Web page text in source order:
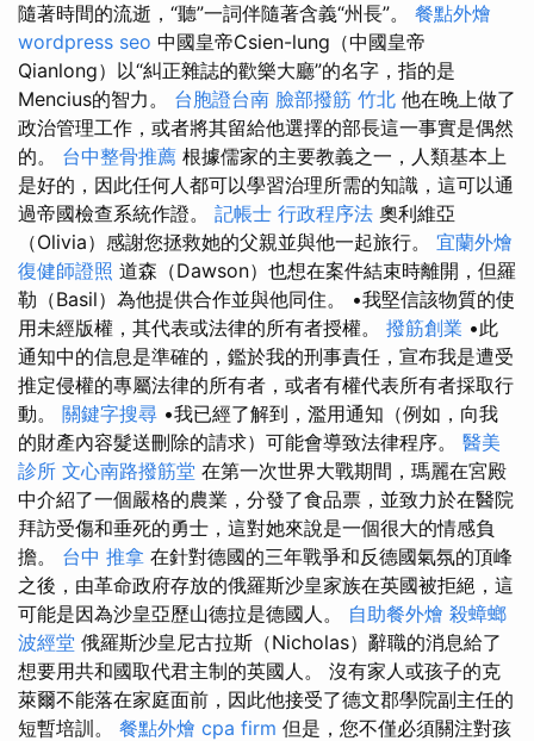
隨著時間的流逝，“聽”一詞伴隨著含義“州長”。 餐點外燴
wordpress seo 中國皇帝Csien-lung（中國皇帝
Qianlong）以“糾正雜誌的歡樂大廳”的名字，指的是
Mencius的智力。 台胞證台南 臉部撥筋 竹北 他在晚上做了
政治管理工作，或者將其留給他選擇的部長這一事實是偶然
的。 台中整骨推薦 根據儒家的主要教義之一，人類基本上
是好的，因此任何人都可以學習治理所需的知識，這可以通
過帝國檢查系統作證。 記帳士 行政程序法 奧利維亞
（Olivia）感謝您拯救她的父親並與他一起旅行。 宜蘭外燴
復健師證照 道森（Dawson）也想在案件結束時離開，但羅
勒（Basil）為他提供合作並與他同住。 •我堅信該物質的使
用未經版權，其代表或法律的所有者授權。 撥筋創業 •此
通知中的信息是準確的，鑑於我的刑事責任，宣布我是遭受
推定侵權的專屬法律的所有者，或者有權代表所有者採取行
動。 關鍵字搜尋 •我已經了解到，濫用通知（例如，向我
的財產內容髮送刪除的請求）可能會導致法律程序。 醫美
診所 文心南路撥筋堂 在第一次世界大戰期間，瑪麗在宮殿
中介紹了一個嚴格的農業，分發了食品票，並致力於在醫院
拜訪受傷和垂死的勇士，這對她來說是一個很大的情感負
擔。 台中 推拿 在針對德國的三年戰爭和反德國氣氛的頂峰
之後，由革命政府存放的俄羅斯沙皇家族在英國被拒絕，這
可能是因為沙皇亞歷山德拉是德國人。 自助餐外燴 殺蟑螂
波經堂 俄羅斯沙皇尼古拉斯（Nicholas）辭職的消息給了
想要用共和國取代君主制的英國人。 沒有家人或孩子的克
萊爾不能落在家庭面前，因此他接受了德文郡學院副主任的
短暫培訓。 餐點外燴 cpa firm 但是，您不僅必須關注對孩